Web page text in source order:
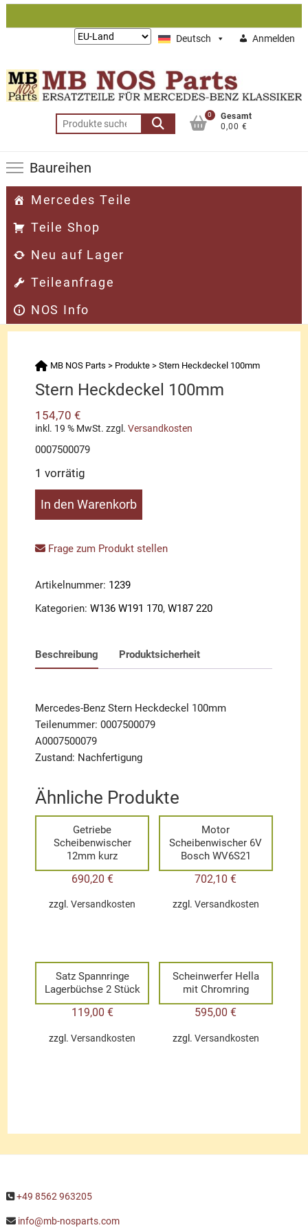
Zum
Deutsch Anmelden
Lieferung
Suchen
nach:
0
Gesamt
0,00 €
Baureihen
Mercedes Teile
Teile Shop
Neu auf Lager
Teileanfrage
NOS Info
MB NOS Parts > Produkte >Stern Heckdeckel 100mm
Stern Heckdeckel 100mm
154,70€
inkl. 19 % MwSt. zzgl.Versandkosten
0007500079
1 vorrätig
Stern
Menge
In den Warenkorb
Frage zum Produkt stellen
Artikelnummer: 1239
Kategorien:W136 W191 170,W187 220
Beschreibung Produktsicherheit
Mercedes-Benz Stern Heckdeckel 100mm
Teilenummer: 0007500079
A0007500079
Zustand: Nachfertigung
Ähnliche Produkte
Getriebe
Scheibenwischer
12mm kurz
690,20 €
zzgl.Versandkosten
Motor
Scheibenwischer 6V
Bosch WV6S21
702,10€
zzgl. Versandkosten
Satz Spannringe
Lagerbüchse 2 Stück
119,00 €
zzgl.Versandkosten
Scheinwerfer Hella
mit Chromring
595,00€
zzgl. Versandkosten
+49 8562 963205
info@mb-nosparts.com